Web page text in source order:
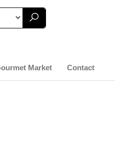
Market Contact